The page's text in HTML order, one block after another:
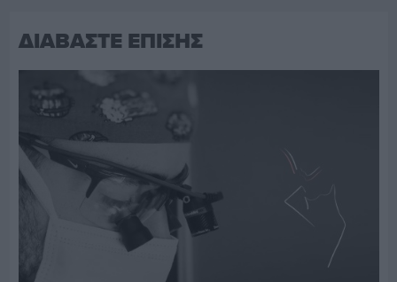
ΔΙΑΒΑΣΤΕ ΕΠΙΣΗΣ